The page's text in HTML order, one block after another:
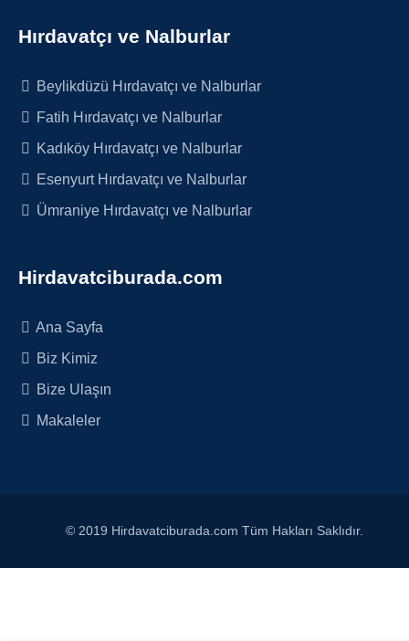
Hırdavatçı ve Nalburlar
Beylikdüzü Hırdavatçı ve Nalburlar
Fatih Hırdavatçı ve Nalburlar
Kadıköy Hırdavatçı ve Nalburlar
Esenyurt Hırdavatçı ve Nalburlar
Ümraniye Hırdavatçı ve Nalburlar
Hirdavatciburada.com
Ana Sayfa
Biz Kimiz
Bize Ulaşın
Makaleler
© 2019 Hirdavatciburada.com Tüm Hakları Saklıdır.